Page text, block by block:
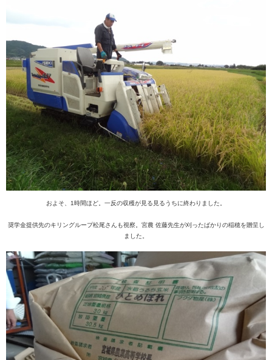
およそ、1時間ほど。一反の収穫が見る見るうちに終わりました。
奨学金提供先のキリングループ松尾さんも視察。宮農 佐藤先生が刈ったばかりの稲穂を贈呈し
ました。